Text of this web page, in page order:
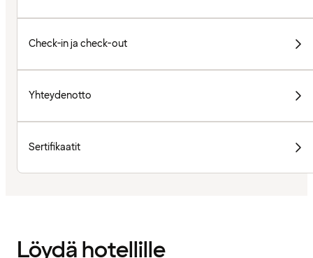
Check-in ja check-out
Yhteydenotto
Sertifikaatit
Löydä hotellille